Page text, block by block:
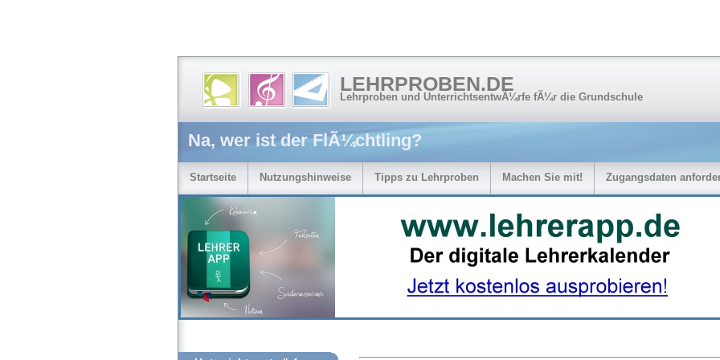
LEHRPROBEN.DE
Lehrproben und UnterrichtsentwÃ¼rfe fÃ¼r die Grundschule
Na, wer ist der FlÃ¼chtling?
Startseite Nutzungshinweise Tipps zu Lehrproben Machen Sie mit! Zugangsdaten